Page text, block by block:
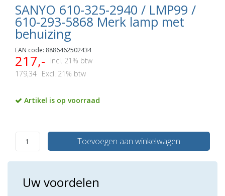
SANYO 610-325-2940 / LMP99 /
610-293-5868 Merk lamp met
behuizing
EAN code: 8886462502434
217,-
Incl. 21% btw
179,34 Excl. 21% btw
Artikel is op voorraad
Toevoegen aan winkelwagen
Uw voordelen